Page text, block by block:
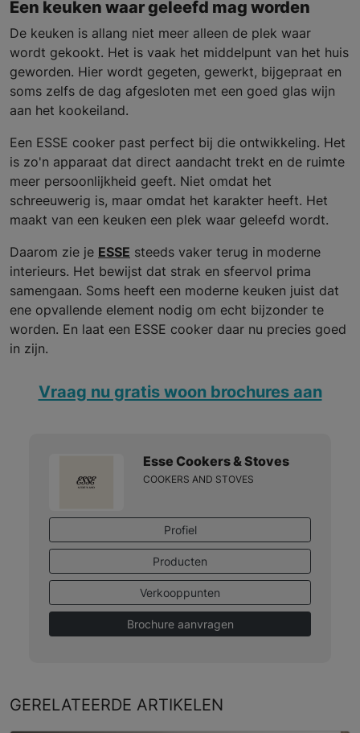
Een keuken waar geleefd mag worden
De keuken is allang niet meer alleen de plek waar
wordt gekookt. Het is vaak het middelpunt van het huis
geworden. Hier wordt gegeten, gewerkt, bijgepraat en
soms zelfs de dag afgesloten met een goed glas wijn
aan het kookeiland.
Een ESSE cooker past perfect bij die ontwikkeling. Het
is zo'n apparaat dat direct aandacht trekt en de ruimte
meer persoonlijkheid geeft. Niet omdat het
schreeuwerig is, maar omdat het karakter heeft. Het
maakt van een keuken een plek waar geleefd wordt.
Daarom zie je ESSE steeds vaker terug in moderne
interieurs. Het bewijst dat strak en sfeervol prima
samengaan. Soms heeft een moderne keuken juist dat
ene opvallende element nodig om echt bijzonder te
worden. En laat een ESSE cooker daar nu precies goed
in zijn.
Vraag nu gratis woon brochures aan
Esse Cookers & Stoves
COOKERS AND STOVES
Profiel
Producten
Verkooppunten
Brochure aanvragen
GERELATEERDE ARTIKELEN